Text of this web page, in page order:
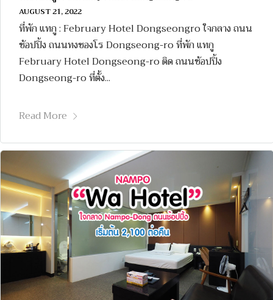
AUGUST 21, 2022
ที่พัก แทกู : February Hotel Dongseongro ใจกลาง ถนน
ช้อปปิ้ง ถนนทงซองโร Dongseong-ro ที่พัก แทกู
February Hotel Dongseong-ro ติด ถนนช้อปปิ้ง
Dongseong-ro ที่ตั้ง...
Read More